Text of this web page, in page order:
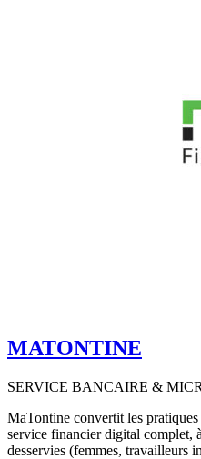
MATONTINE
SERVICE BANCAIRE &
MaTontine convertit les
service financier digital complet,
desservies (femmes,